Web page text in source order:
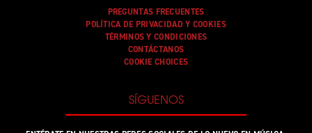
PREGUNTAS FRECUENTES
POLÍTICA DE PRIVACIDAD Y COOKIES
TÉRMINOS Y CONDICIONES
CONTÁCTANOS
COOKIE CHOICES
SÍGUENOS